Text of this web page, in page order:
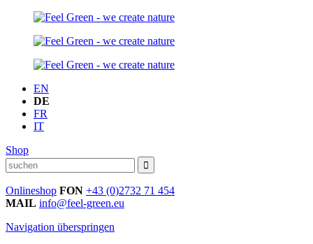
EN
DE
FR
IT
Shop
Onlineshop FON +43 (0)2732 71 454
MAIL info@feel-green.eu
Navigation überspringen